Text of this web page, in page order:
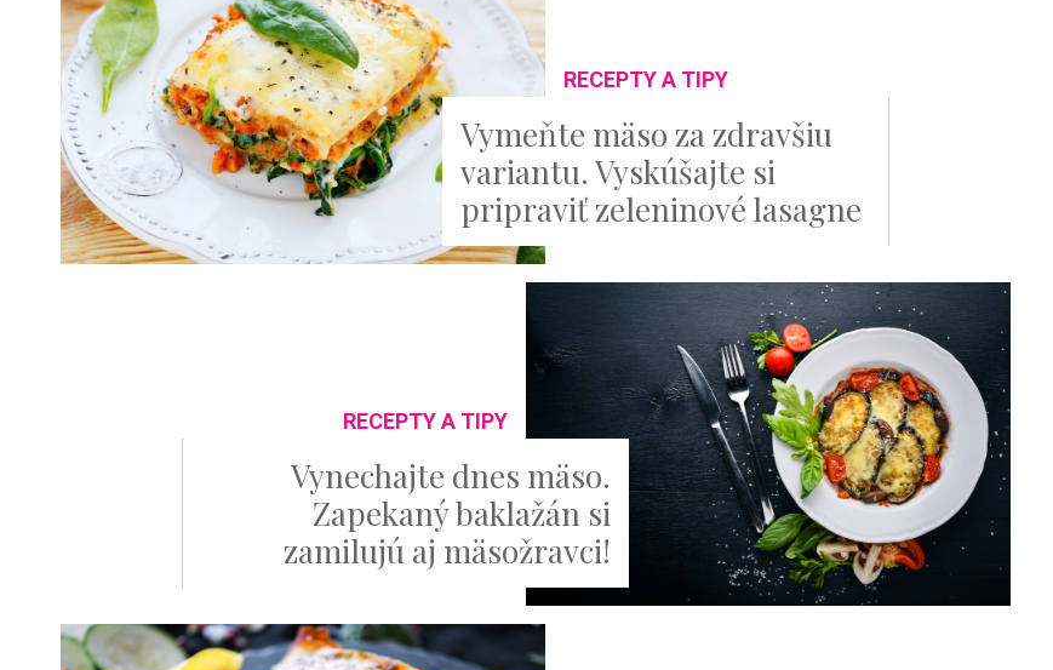
RECEPTY A TIPY
Vymeňte mäso za zdravšiu
variantu. Vyskúšajte si
pripraviť zeleninové lasagne
RECEPTY A TIPY
Vynechajte dnes mäso.
Zapekaný baklažán si
zamilujú aj mäsožravci!